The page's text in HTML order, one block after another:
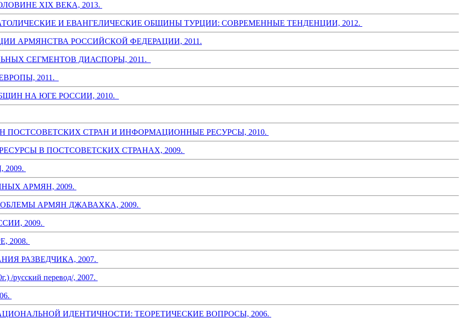
XIX ВЕКА, 2013.
И ЕВАНГЕЛИЧЕСКИЕ ОБЩИНЫ ТУРЦИИ: СОВРЕМЕННЫЕ ТЕНДЕНЦИИ, 2012.
АРМЯНСТВА РОССИЙСКОЙ ФЕДЕРАЦИИ, 2011.
СЕГМЕНТОВ ДИАСПОРЫ, 2011.
2011.
НА ЮГЕ РОССИИ, 2010.
СТРАН И ИНФОРМАЦИОННЫЕ РЕСУРСЫ, 2010.
В ПОСТСОВЕТСКИХ СТРАНАХ, 2009.
АРМЯН, 2009.
АРМЯН ДЖАВАХКА, 2009.
2009.
2008.
РАЗВЕДЧИКА, 2007.
/русский перевод/, 2007.
ИДЕНТИЧНОСТИ: ТЕОРЕТИЧЕСКИЕ ВОПРОСЫ, 2006.